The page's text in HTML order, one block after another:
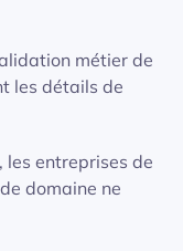
métier de
les détails de
les entreprises de
domaine ne